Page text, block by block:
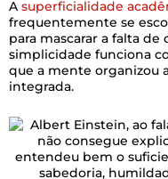
A superficialidade
frequentemente se
para mascarar a falta
simplicidade funciona
que a mente organizou
integrada.